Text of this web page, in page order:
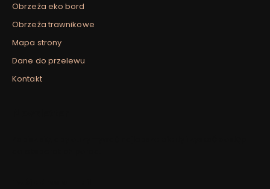
Obrzeża eko bord
Obrzeża trawnikowe
Mapa strony
Dane do przelewu
Kontakt